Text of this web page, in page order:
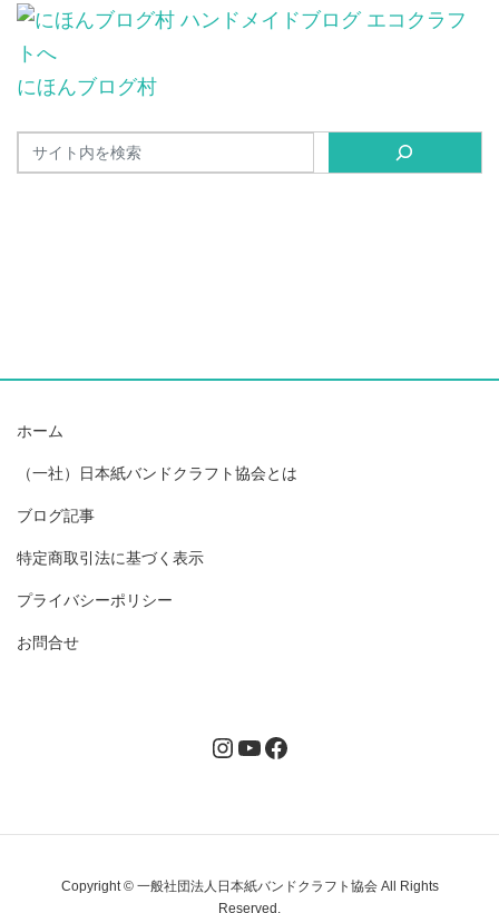
にほんブログ村
ホーム
（一社）日本紙バンドクラフト協会とは
ブログ記事
特定商取引法に基づく表示
プライバシーポリシー
お問合せ
Instagram
YouTube
Facebook
Copyright © 一般社団法人日本紙バンドクラフト協会 All Rights
Reserved.